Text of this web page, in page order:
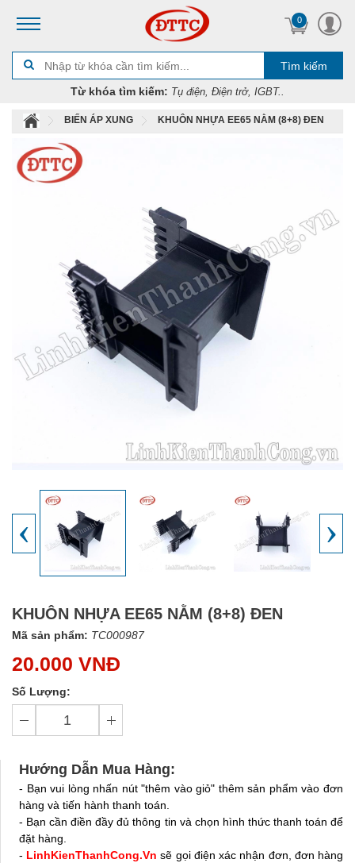
0
Tìm kiếm
Từ khóa tìm kiếm: Tụ điện, Điện trở, IGBT..
BIẾN ÁP XUNG KHUÔN NHỰA EE65 NẰM (8+8) ĐEN
‹ ›
KHUÔN NHỰA EE65 NẰM (8+8) ĐEN
Mã sản phẩm: TC000987
20.000 VNĐ
Số Lượng:
Hướng Dẫn Mua Hàng:
- Bạn vui lòng nhấn nút "thêm vào giỏ" thêm sản phẩm vào đơn
hàng và tiến hành thanh toán.
- Bạn cần điền đầy đủ thông tin và chọn hình thức thanh toán để
đặt hàng.
- LinhKienThanhCong.Vn sẽ gọi điện xác nhận đơn, đơn hàng